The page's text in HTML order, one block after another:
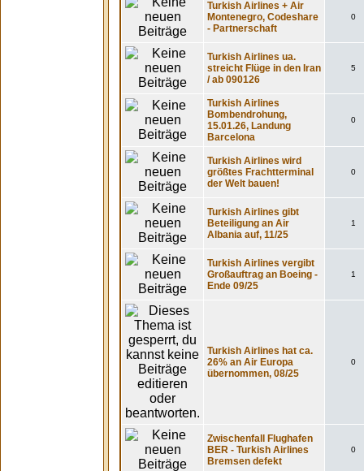
Turkish Airlines + Air
Montenegro, Codeshare
- Partnerschaft
0
Turkish Airlines ua.
streicht Flüge in den Iran
/ ab 090126
5
Turkish Airlines
Bombendrohung,
15.01.26, Landung
Barcelona
0
Turkish Airlines wird
größtes Frachtterminal
der Welt bauen!
0
Turkish Airlines gibt
Beteiligung an Air
Albania auf, 11/25
1
Turkish Airlines vergibt
Großauftrag an Boeing -
Ende 09/25
1
Turkish Airlines hat ca.
26% an Air Europa
übernommen, 08/25
0
Zwischenfall Flughafen
BER - Turkish Airlines
Bremsen defekt
0